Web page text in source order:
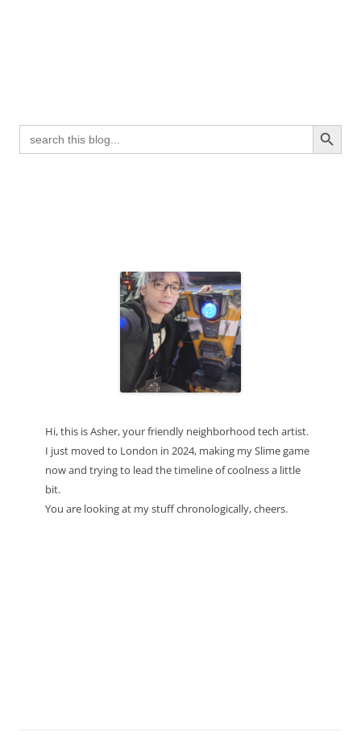
for:
Search Button
Hi, this is Asher, your friendly neighborhood tech artist.
I just moved to London in 2024, making my Slime game
now and trying to lead the timeline of coolness a little
bit.
You are looking at my stuff chronologically, cheers.